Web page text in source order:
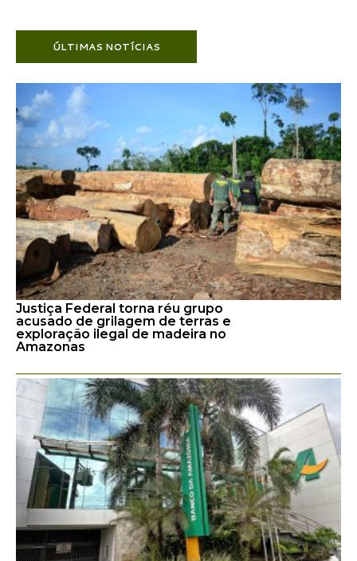
ÚLTIMAS NOTÍCIAS
Justiça Federal torna réu grupo
acusado de grilagem de terras e
exploração ilegal de madeira no
Amazonas